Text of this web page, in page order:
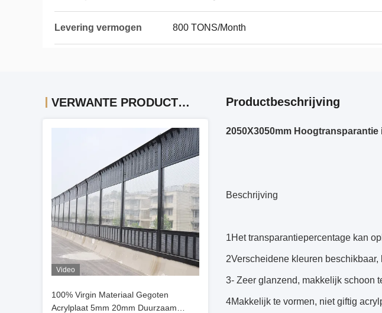
Levering vermogen 800 TONS/Month
VERWANTE PRODUCTEN
Video
100% Virgin Materiaal Gegoten
Acrylplaat 5mm 20mm Duurzaam
Productbeschrijving
2050X3050mm
Beschrijving
1Het transparantiepercentage kan
2Verscheidene kleuren beschikbaar,
3- Zeer glanzend, makkelijk schoon
4Makkelijk te vormen, niet giftig